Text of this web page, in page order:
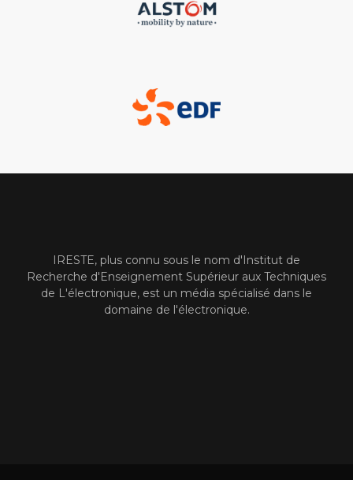
IRESTE, plus connu sous le nom d'Institut de
Recherche d'Enseignement Supérieur aux Techniques
de L'électronique, est un média spécialisé dans le
domaine de l'électronique.